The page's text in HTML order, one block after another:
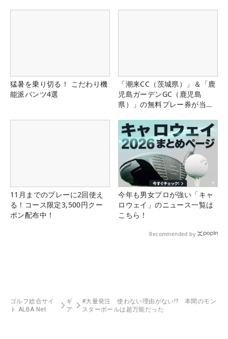
猛暑を乗り切る！ こだわり機
能派パンツ4選
「潮来CC（茨城県）」＆「鹿
児島ガーデンGC（鹿児島
県）」の無料プレー券が当た
11月までのプレーに2回使え
る！コース限定3,500円クー
ポン配布中！
今年も男女プロが強い「キャ
ロウェイ」のニュース一覧は
こちら！
Recommended by
ゴルフ総合サイ
ト ALBA Net
ギ
ア
#大量発注 使わない理由がない!? 本間のモン
スターボールは超万能だった